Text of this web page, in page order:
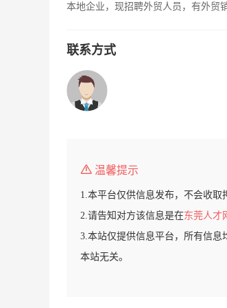
本地企业，现招聘外贸人员，有外贸
联系方式
温馨提示
1.本平台仅供信息发布，不会收取
2.请告知对方该信息是在东莞人才
3.本站仅提供信息平台，所有信
本站无关。